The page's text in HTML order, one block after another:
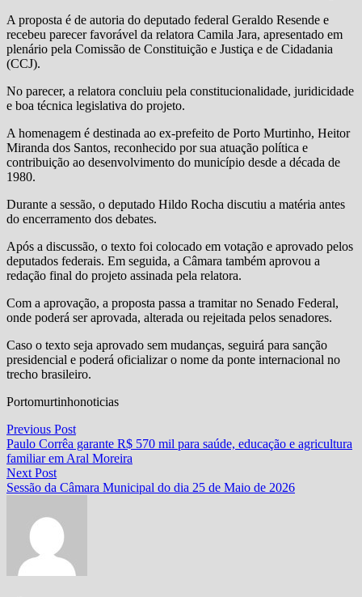
A proposta é de autoria do deputado federal Geraldo Resende e
recebeu parecer favorável da relatora Camila Jara, apresentado em
plenário pela Comissão de Constituição e Justiça e de Cidadania
(CCJ).
No parecer, a relatora concluiu pela constitucionalidade, juridicidade
e boa técnica legislativa do projeto.
A homenagem é destinada ao ex-prefeito de Porto Murtinho, Heitor
Miranda dos Santos, reconhecido por sua atuação política e
contribuição ao desenvolvimento do município desde a década de
1980.
Durante a sessão, o deputado Hildo Rocha discutiu a matéria antes
do encerramento dos debates.
Após a discussão, o texto foi colocado em votação e aprovado pelos
deputados federais. Em seguida, a Câmara também aprovou a
redação final do projeto assinada pela relatora.
Com a aprovação, a proposta passa a tramitar no Senado Federal,
onde poderá ser aprovada, alterada ou rejeitada pelos senadores.
Caso o texto seja aprovado sem mudanças, seguirá para sanção
presidencial e poderá oficializar o nome da ponte internacional no
trecho brasileiro.
Portomurtinhonoticias
Navegação
de
Post
Previous PostPrevious
post:
Paulo Corrêa garante R$ 570 mil para saúde, educação e agricultura
familiar em Aral Moreira
Next PostNext
post:
Sessão da Câmara Municipal do dia 25 de Maio de 2026